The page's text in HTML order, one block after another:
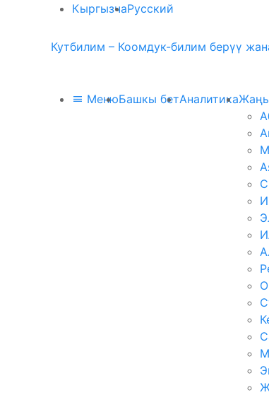
КыргызчаРусский
Кутбилим – Коомдук-билим берүү
МенюБашкы бетАналитика